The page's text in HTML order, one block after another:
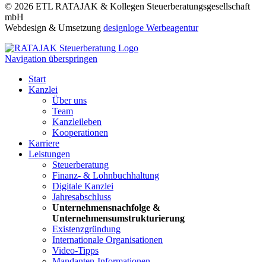
© 2026 ETL RATAJAK & Kollegen Steuerberatungsgesellschaft
mbH
Webdesign & Umsetzung designloge Werbeagentur
Navigation überspringen
Start
Kanzlei
Über uns
Team
Kanzleileben
Kooperationen
Karriere
Leistungen
Steuerberatung
Finanz- & Lohnbuchhaltung
Digitale Kanzlei
Jahresabschluss
Unternehmensnachfolge &
Unternehmensumstrukturierung
Existenzgründung
Internationale Organisationen
Video-Tipps